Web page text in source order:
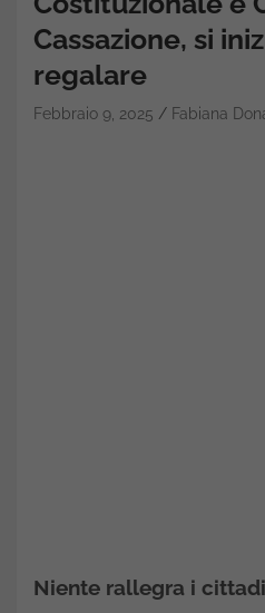
Cassazione, si
regalare
Febbraio 9, 2025 Fabiana
Niente rallegra i